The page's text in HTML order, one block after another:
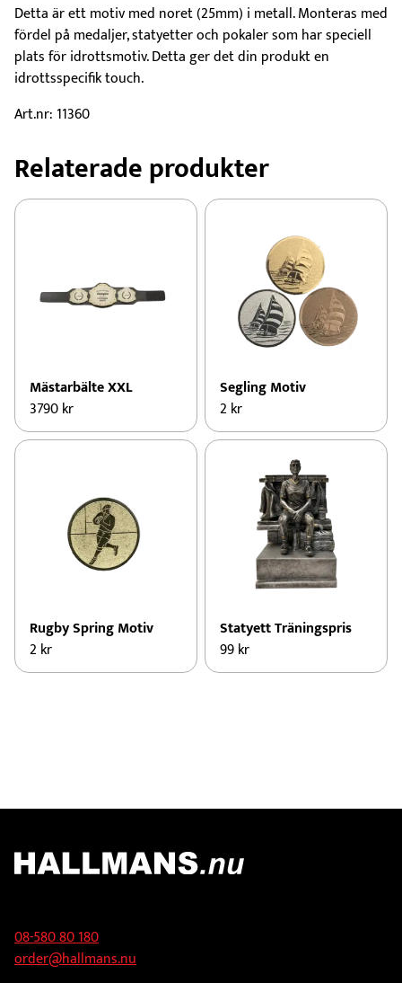
Detta är ett motiv med noret (25mm) i metall. Monteras med
fördel på medaljer, statyetter och pokaler som har speciell
plats för idrottsmotiv. Detta ger det din produkt en
idrottsspecifik touch.
Art.nr: 11360
Relaterade produkter
Mästarbälte XXL
3790kr
Segling Motiv
2 kr
Rugby Spring Motiv
2 kr
Statyett Träningspris
99kr
08-580 80 180
order@hallmans.nu